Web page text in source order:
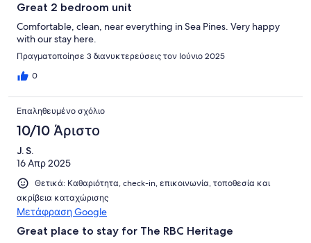
Great 2 bedroom unit
Comfortable, clean, near everything in Sea Pines. Very happy
with our stay here.
Πραγματοποίησε 3 διανυκτερεύσεις τον Ιούνιο 2025
0
Επαληθευμένο σχόλιο
10/10 Άριστο
J. S.
16 Απρ 2025
Θετικά: Καθαριότητα, check-in, επικοινωνία, τοποθεσία και
ακρίβεια καταχώρισης
Μετάφραση Google
Great place to stay for The RBC Heritage